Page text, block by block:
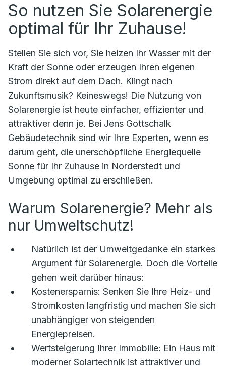
So nutzen Sie Solarenergie
optimal für Ihr Zuhause!
Stellen Sie sich vor, Sie heizen Ihr Wasser mit der
Kraft der Sonne oder erzeugen Ihren eigenen
Strom direkt auf dem Dach. Klingt nach
Zukunftsmusik? Keineswegs! Die Nutzung von
Solarenergie ist heute einfacher, effizienter und
attraktiver denn je. Bei Jens Gottschalk
Gebäudetechnik sind wir Ihre Experten, wenn es
darum geht, die unerschöpfliche Energiequelle
Sonne für Ihr Zuhause in Norderstedt und
Umgebung optimal zu erschließen.
Warum Solarenergie? Mehr als
nur Umweltschutz!
Natürlich ist der Umweltgedanke ein starkes
Argument für Solarenergie. Doch die Vorteile
gehen weit darüber hinaus:
Kostenersparnis: Senken Sie Ihre Heiz- und
Stromkosten langfristig und machen Sie sich
unabhängiger von steigenden
Energiepreisen.
Wertsteigerung Ihrer Immobilie: Ein Haus mit
moderner Solartechnik ist attraktiver und